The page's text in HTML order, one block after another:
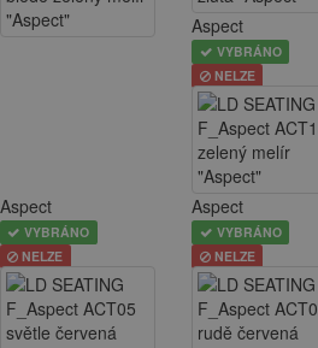
Aspect
VYBRÁNO
NELZE
Aspect
VYBRÁNO
NELZE
Aspect
VYBRÁNO
NELZE